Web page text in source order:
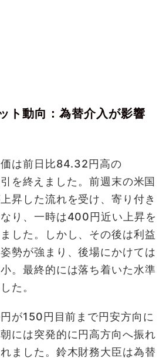
ト動向：為替介入が影響
は前日比84.32円高の
を終えました。前週末の米国
昇した流れを受け、寄り付き
り、一時は400円近い上昇を
した。しかし、その後は利益
勢が強まり、後場にかけては
。最終的には落ち着いた水準
た。
が150円目前まで円安方向に
には突発的に円高方向へ振れ
ました。鈴木財務大臣は為替